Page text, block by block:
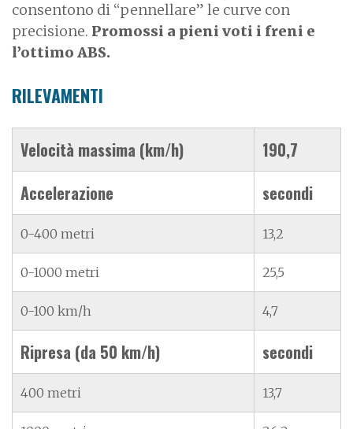
consentono di “pennellare” le curve con
precisione. Promossi a pieni voti i freni e
l’ottimo ABS.
RILEVAMENTI
Velocità massima (km/h)
190,7
Accelerazione
secondi
0-400 metri 13,2
0-1000 metri 25,5
0-100 km/h 4,7
Ripresa (da 50 km/h) secondi
400 metri 13,7